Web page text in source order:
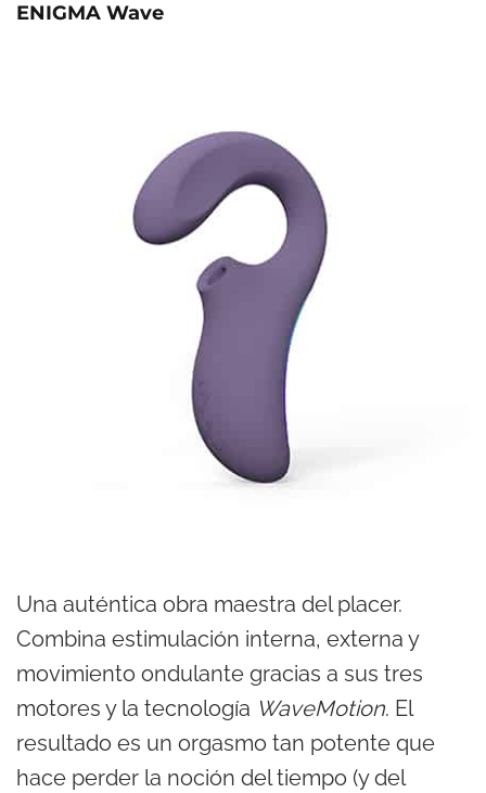
ENIGMA Wave
Una auténtica obra maestra del placer.
Combina estimulación interna, externa y
movimiento ondulante gracias a sus tres
motores y la tecnología WaveMotion. El
resultado es un orgasmo tan potente que
hace perder la noción del tiempo (y del